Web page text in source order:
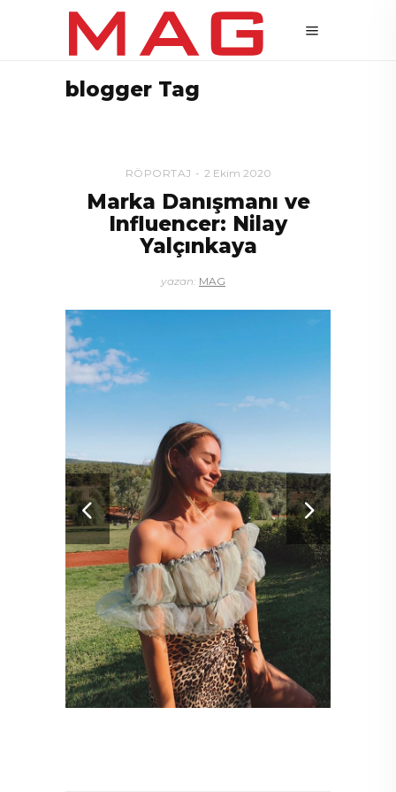
blogger Tag
RÖPORTAJ 2 Ekim 2020
Marka Danışmanı ve
Influencer: Nilay
Yalçınkaya
yazan: MAG